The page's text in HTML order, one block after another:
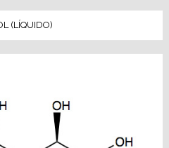
(LÍQUIDO)